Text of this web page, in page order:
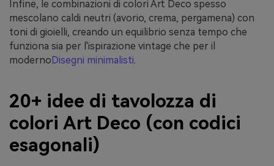
Infine, le combinazioni di colori Art Deco spesso
mescolano caldi neutri (avorio, crema, pergamena) con
toni di gioielli, creando un equilibrio senza tempo che
funziona sia per l'ispirazione vintage che per il
modernoDisegni minimalisti
20+ idee di tavolozza di
colori Art Deco (con codici
esagonali)